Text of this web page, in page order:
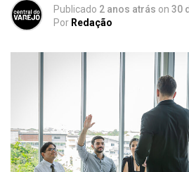
Publicado 2 anos atrás on 30
Por Redação